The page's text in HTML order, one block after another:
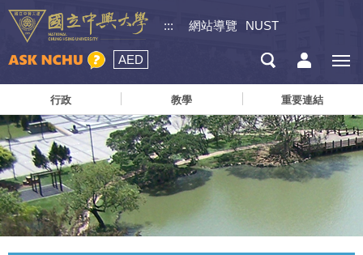
::: 網站導覽 NUST
AED
行政 教學 重要連結